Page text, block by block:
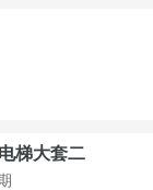
梯大套二